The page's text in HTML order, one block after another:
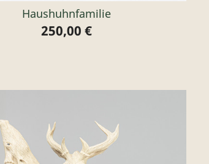
Haushuhnfamilie
Preis
250,00 €